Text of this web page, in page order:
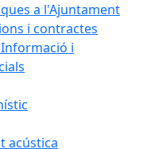
a l'Ajuntament
i contractes
i
acústica